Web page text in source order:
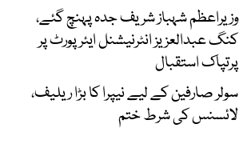
وزیراعظم شہباز شریف جدہ پہنچ گئے،
کنگ عبدالعزیز انٹرنیشنل ایئر پورٹ پر
پرتپاک استقبال
سولر صارفین کے لیے نیپرا کا بڑا ریلیف،
لائسنس کی شرط ختم